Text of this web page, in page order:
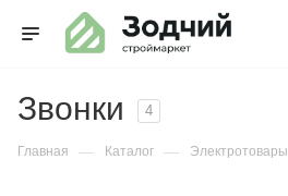
Звонки 4
Главная — Каталог — Электротовары